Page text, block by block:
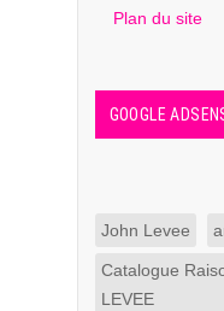
Plan du site
GOOGLE
John Levee
Catalogue
LEVEE